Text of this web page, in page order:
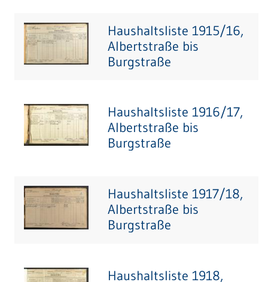
Haushaltsliste 1915/16,
Albertstraße bis
Burgstraße
Haushaltsliste 1916/17,
Albertstraße bis
Burgstraße
Haushaltsliste 1917/18,
Albertstraße bis
Burgstraße
Haushaltsliste 1918,